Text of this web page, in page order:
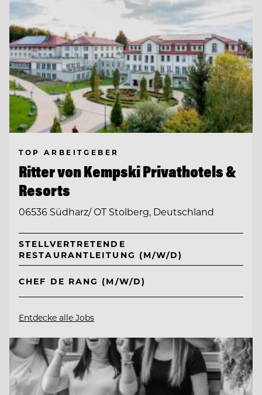
TOP ARBEITGEBER
Ritter von Kempski Privathotels &
Resorts
06536 Südharz/ OT Stolberg, Deutschland
STELLVERTRETENDE
RESTAURANTLEITUNG (M/W/D)
CHEF DE RANG (M/W/D)
Entdecke alle Jobs